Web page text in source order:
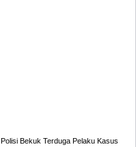
Polisi Bekuk Terduga Pelaku Kasus